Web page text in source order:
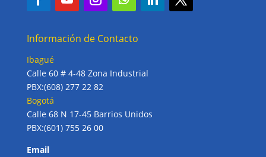
Información de Contacto
Ibagué
Calle 60 # 4-48 Zona Industrial
PBX:(608) 277 22 82
Bogotá
Calle 68 N 17-45 Barrios Unidos
PBX:(601) 755 26 00
Email